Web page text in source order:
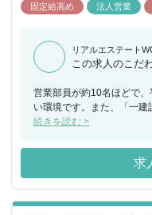
固定給高め
法人営業
リアルエステート
この求人のこだ
営業部員が約10名ほどで
い環境です。また、「一
ながらも、会社としては第
には大変おすすめの求人
ですので、ご家庭のある
魅力的です！
続きを読む >
求